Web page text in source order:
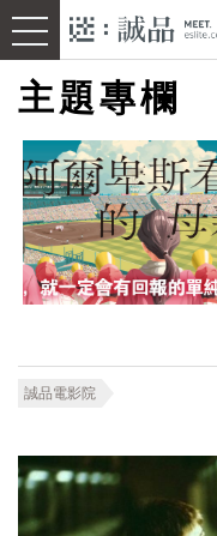
主題專欄
誠品電影院